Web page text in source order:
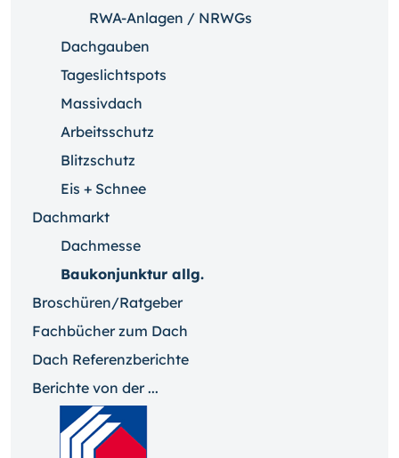
RWA-Anlagen / NRWGs
Dachgauben
Tageslichtspots
Massivdach
Arbeitsschutz
Blitzschutz
Eis + Schnee
Dachmarkt
Dachmesse
Baukonjunktur allg.
Broschüren/Ratgeber
Fachbücher zum Dach
Dach Referenzberichte
Berichte von der ...